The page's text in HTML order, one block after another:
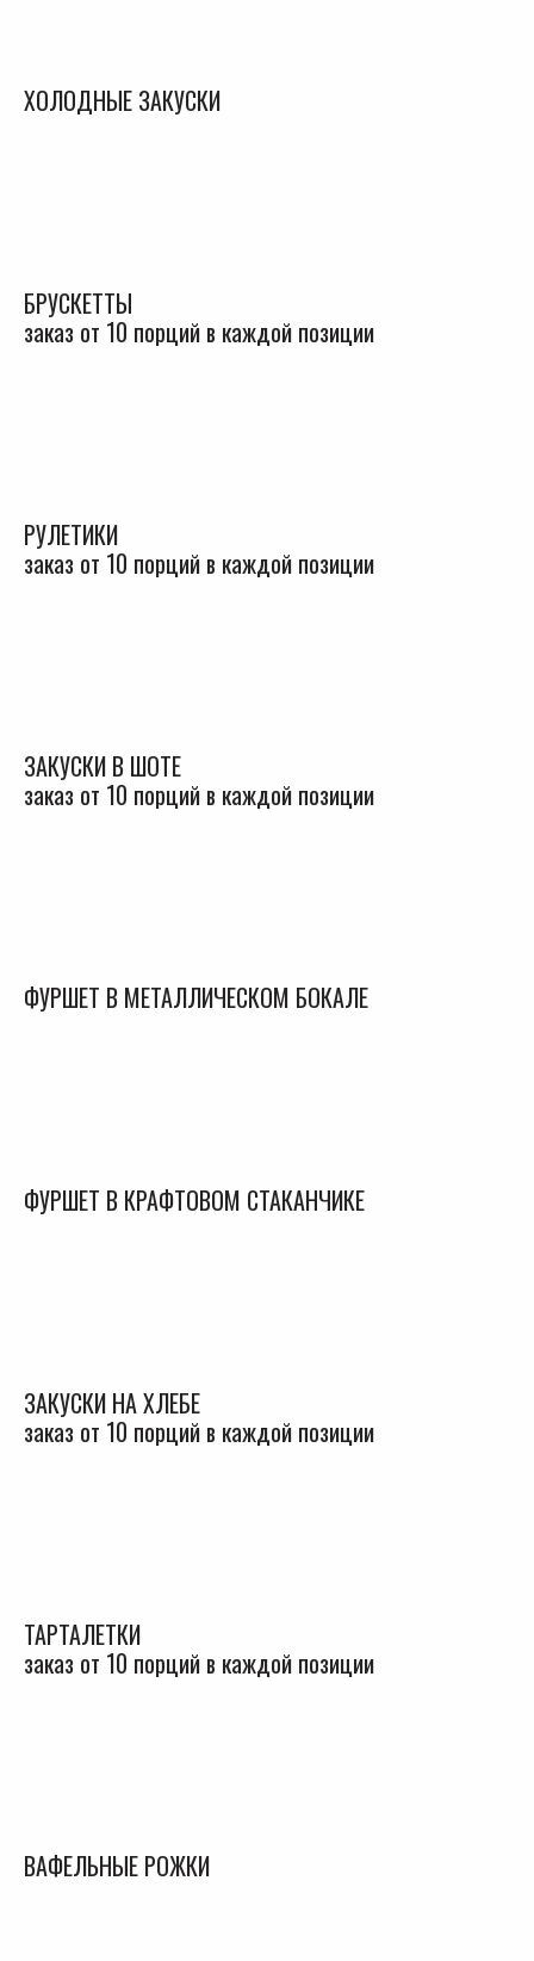
ХОЛОДНЫЕ ЗАКУСКИ
БРУСКЕТТЫ
заказ от 10 порций в каждой позиции
РУЛЕТИКИ
заказ от 10 порций в каждой позиции
ЗАКУСКИ В ШОТЕ
заказ от 10 порций в каждой позиции
ФУРШЕТ В МЕТАЛЛИЧЕСКОМ БОКАЛЕ
ФУРШЕТ В КРАФТОВОМ СТАКАНЧИКЕ
ЗАКУСКИ НА ХЛЕБЕ
заказ от 10 порций в каждой позиции
ТАРТАЛЕТКИ
заказ от 10 порций в каждой позиции
ВАФЕЛЬНЫЕ РОЖКИ